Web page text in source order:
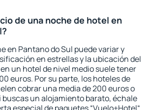
de una noche de hotel en
en Pantano do Sul puede variar y
en estrellas y la ubicación del
un hotel de nivel medio suele tener
euros. Por su parte, los hoteles de
cobrar una media de 200 euros o
buscas un alojamiento barato, échale